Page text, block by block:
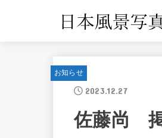
お知らせ
2023.12.27
佐藤尚